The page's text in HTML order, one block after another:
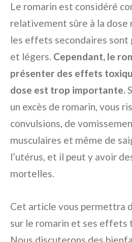
Le romarin est considéré
relativement sûre à la dose
les effets secondaires sont
et légers. Cependant, le
présenter des effets
dose est trop importante.
un excès de romarin, vous
convulsions, de
musculaires et même de
l’utérus, et il peut y avoir
mortelles.
Cet article vous permettra
sur le romarin et ses effets